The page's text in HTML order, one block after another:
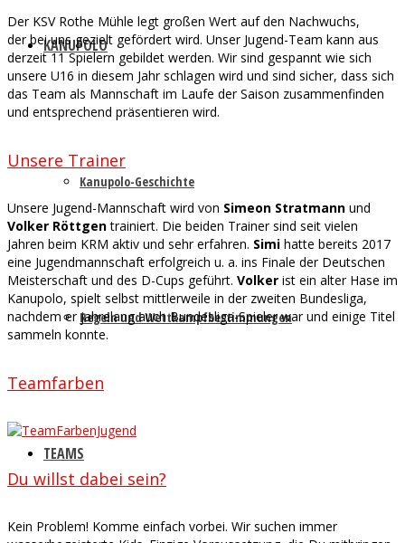
KANUPOLO
Kanupolo-Geschichte
Regeln und Wettkampfbestimmungen
TEAMS
Der KSV Rothe Mühle legt großen Wert auf den Nachwuchs,
der bei uns gezielt gefördert wird. Unser Jugend-Team kann aus
derzeit 11 Spielern gebildet werden. Wir sind gespannt wie sich
unsere U16 in diesem Jahr schlagen wird und sind sicher, dass sich
das Team als Mannschaft im Laufe der Saison zusammenfinden
und entsprechend präsentieren wird.
Unsere Trainer
Unsere Jugend-Mannschaft wird von Simeon Stratmann und
Volker Röttgentrainiert. Die beiden Trainer sind seit vielen
Jahren beim KRM aktiv und sehr erfahren. Simi hatte bereits 2017
eine Jugendmannschaft erfolgreich u. a. ins Finale der Deutschen
Meisterschaft und des D-Cups geführt. Volker ist ein alter Hase im
Kanupolo, spielt selbst mittlerweile in der zweiten Bundesliga,
nachdem er jahrelang auch Bundesliga-Spieler war und einige Titel
sammeln konnte.
Teamfarben
Du willst dabei sein?
Kein Problem! Komme einfach vorbei. Wir suchen immer